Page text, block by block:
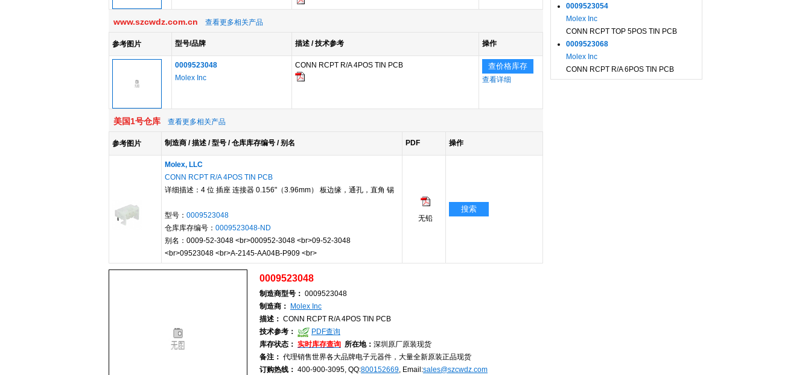
www.szcwdz.com.cn 查看更多相关产品
参考图片 型号/品牌 描述 / 技术参考 操作
0009523048
Molex Inc
CONN RCPT R/A 4POS TIN PCB 查价格库存
查看详细
美国1号仓库 查看更多相关产品
参考图片 制造商 / 描述 / 型号 / 仓库库存编号 / 别名 PDF 操作
Molex, LLC
CONN RCPT R/A 4POS TIN PCB
详细描述：4 位 插座 连接器 0.156"（3.96mm） 板边缘，通孔，直角 锡
型号： 0009523048
仓库库存编号： 0009523048-ND
别名：0009-52-3048 <br>000952-3048 <br>09-52-3048
<br>09523048 <br>A-2145-AA04B-P909 <br>
无铅
搜索
0009523048
制造商型号： 0009523048
制造商：
Molex Inc
描述： CONN RCPT R/A 4POS TIN PCB
技术参考：
PDF查询
库存状态： 实时库存查询 所在地： 深圳原厂原装现货
备注： 代理销售世界各大品牌电子元器件，大量全新原装正品现货
订购热线： 400-900-3095, QQ:800152669, Email:sales@szcwdz.com
0009523054
Molex Inc
CONN RCPT TOP 5POS TIN PCB
0009523068
Molex Inc
CONN RCPT R/A 6POS TIN PCB